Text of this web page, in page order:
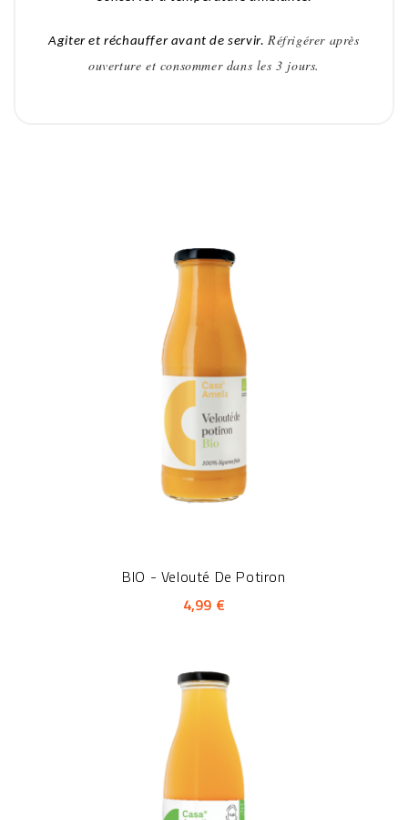
Agiter et réchauffer avant de servir.Réfrigérer après
ouverture et consommer dans les 3 jours.
BIO - Velouté De Potiron
4,99 €